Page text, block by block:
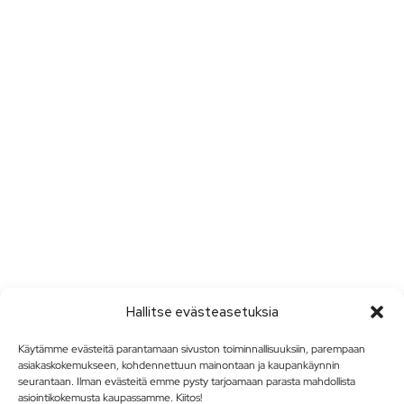
Hallitse evästeasetuksia
Käytämme evästeitä parantamaan sivuston toiminnallisuuksiin, parempaan
asiakaskokemukseen, kohdennettuun mainontaan ja kaupankäynnin
seurantaan. Ilman evästeitä emme pysty tarjoamaan parasta mahdollista
asiointikokemusta kaupassamme. Kiitos!